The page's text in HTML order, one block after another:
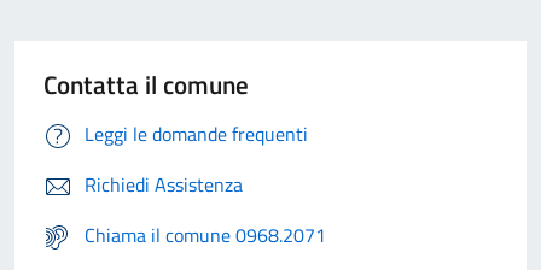
Contatta il comune
Leggi le domande frequenti
Richiedi Assistenza
Chiama il comune 0968.2071